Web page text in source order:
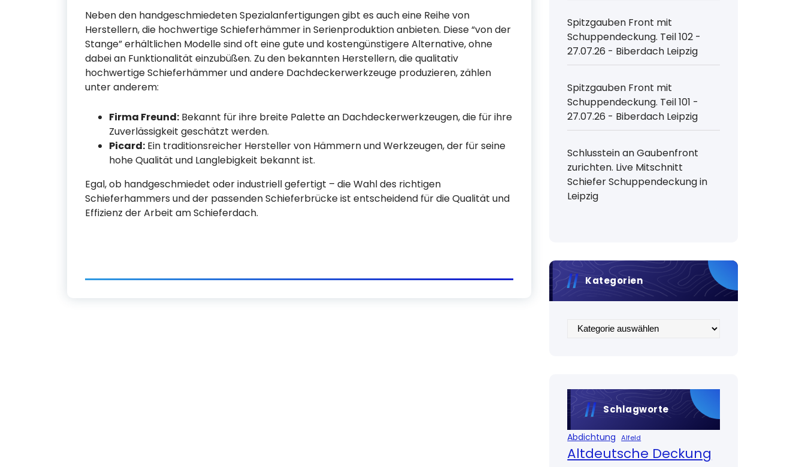
Neben den handgeschmiedeten Spezialanfertigungen gibt es auch eine Reihe von
Herstellern, die hochwertige Schieferhämmer in Serienproduktion anbieten. Diese “von der
Stange” erhältlichen Modelle sind oft eine gute und kostengünstigere Alternative, ohne
dabei an Funktionalität einzubüßen. Zu den bekannten Herstellern, die qualitativ
hochwertige Schieferhämmer und andere Dachdeckerwerkzeuge produzieren, zählen
unter anderem:
Firma Freund:Bekannt für ihre breite Palette an Dachdeckerwerkzeugen, die für ihre
Zuverlässigkeit geschätzt werden.
Picard:Ein traditionsreicher Hersteller von Hämmern und Werkzeugen, der für seine
hohe Qualität und Langlebigkeit bekannt ist.
Egal, ob handgeschmiedet oder industriell gefertigt – die Wahl des richtigen
Schieferhammers und der passenden Schieferbrücke ist entscheidend für die Qualität und
Effizienz der Arbeit am Schieferdach.
Spitzgauben Front mit
Schuppendeckung. Teil 102 -
27.07.26 - Biberdach Leipzig
Spitzgauben Front mit
Schuppendeckung. Teil 101 -
27.07.26 - Biberdach Leipzig
Schlusstein an Gaubenfront
zurichten. Live Mitschnitt
Schiefer Schuppendeckung in
Leipzig
Kategorien
Kategorien
Schlagworte
Abdichtung Alfeld
Altdeutsche Deckung